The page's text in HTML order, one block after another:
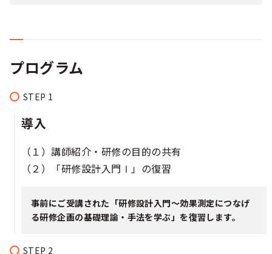
プログラム
導入
（１）講師紹介・研修の目的の共有
（２）「研修設計入門Ⅰ」の復習
事前にご受講された「研修設計入門～効果測定につなげ
る研修企画の基礎理論・手法を学ぶ」を復習します。